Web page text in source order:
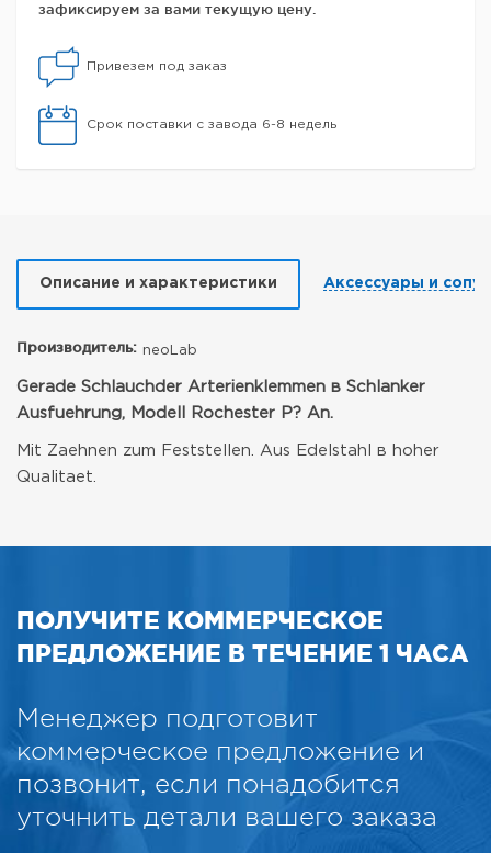
зафиксируем за вами текущую цену.
Привезем под заказ
Срок поставки с завода 6-8 недель
Описание и характеристики Аксессуары и
Производитель: neoLab
Gerade Schlauchder Arterienklemmen в Schlanker
Ausfuehrung,
Modell Rochester P? An.
Mit Zaehnen zum Feststellen. Aus Edelstahl в hoher
Qualitaet.
ПОЛУЧИТЕ КОММЕРЧЕСКОЕ
ПРЕДЛОЖЕНИЕ В ТЕЧЕНИЕ 1 ЧАСА
Менеджер подготовит
коммерческое предложение и
позвонит, если понадобится
уточнить детали вашего заказа